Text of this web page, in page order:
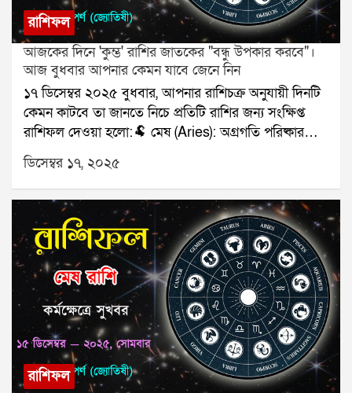
রাশিফল
আজকের দিনে 'কুম্ভ' রাশির জাতকের "বন্ধু উপকার করবে"।
আজ বুধবার আপনার কেমন যাবে জেনে নিন
১৭ ডিসেম্বর ২০২৫ বুধবার, আপনার রাশিচক্র অনুযায়ী দিনটি
কেমন কাটবে তা জানতে নিচে প্রতিটি রাশির জন্য সংক্ষিপ্ত
রাশিফল দেওয়া হলো:🐏 মেষ (Aries): অগ্রগতি পরিষ্কার
হবে।🐂 বৃষ (Taurus): পরিবারের সঙ্গে ভালো সময়।👥
মিথুন (Gemini): সিদ্ধান্ত নিতে হবে।🦀 কর্কট (Cancer):
রোগ প্রতিরোধে সতর্কতা।🦁 সিংহ (Leo): অর্থপ্রাপ্তি।🌾 কন্যা
(Virgo): সম্পর্কের উষ্ণতা।⚖️ তুলা (Libra): ভ্রমণ নিশ্চিত।🦂
বৃশ্চিক (Scorpio): পাওনা মিলবে।🏹 ধনু (Sagittarius):
কাজ দ্রুত এগোবে।🐐 মকর (Capricorn): কথায় সতর্ক।🌊
কুম্ভ (Aquarius): বন্ধু উপকার করবে।🐟 মীন (Pisces):
কাগজপত্রে সাফল্য।যে কোনও সমস্যার স্থায়ী সমাধানের জন্য
যোগাযোগ করুনঃ শ্রী সূপর্ণ (জ্যোতিষী)যোগাযোগঃ
৯৮৩০০৬৫২৪০, ওয়েবসাইটঃ www.srisuparna.com
ডিসেম্বর ১৭, ২০২৫
রাশিফল